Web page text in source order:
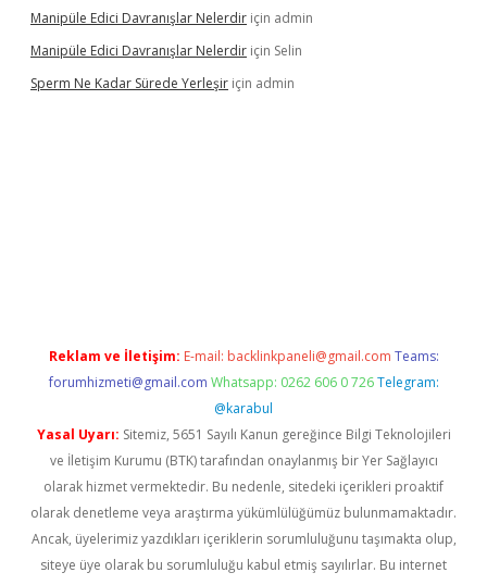
Manipüle Edici Davranışlar Nelerdir için admin
Manipüle Edici Davranışlar Nelerdir için Selin
Sperm Ne Kadar Sürede Yerleşir için admin
Reklam ve İletişim: E-mail: backlinkpaneli@gmail.com Teams:
forumhizmeti@gmail.com Whatsapp: 0262 606 0 726 Telegram:
@karabul
Yasal Uyarı: Sitemiz, 5651 Sayılı Kanun gereğince Bilgi Teknolojileri
ve İletişim Kurumu (BTK) tarafından onaylanmış bir Yer Sağlayıcı
olarak hizmet vermektedir. Bu nedenle, sitedeki içerikleri proaktif
olarak denetleme veya araştırma yükümlülüğümüz bulunmamaktadır.
Ancak, üyelerimiz yazdıkları içeriklerin sorumluluğunu taşımakta olup,
siteye üye olarak bu sorumluluğu kabul etmiş sayılırlar. Bu internet